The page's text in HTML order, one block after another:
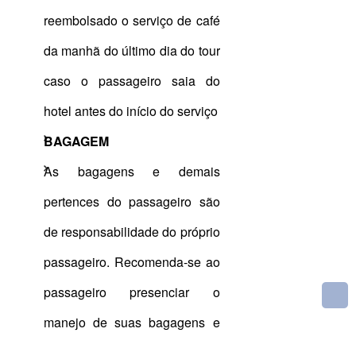
reembolsado o serviço de café
da manhã do último dia do tour
caso o passageiro saia do
hotel antes do início do serviço
BAGAGEM
As bagagens e demais
pertences do passageiro são
de responsabilidade do próprio
passageiro. Recomenda-se ao
passageiro presenciar o
manejo de suas bagagens e